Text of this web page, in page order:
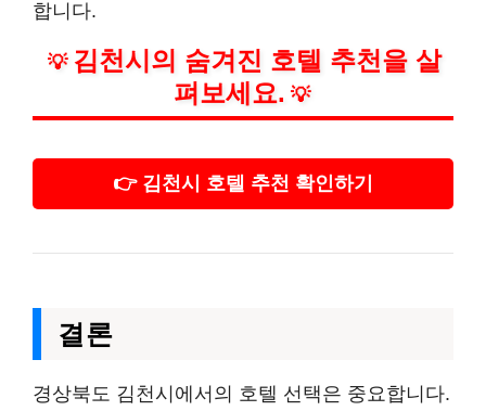
합니다.
💡 김천시의 숨겨진 호텔 추천을 살
펴보세요. 💡
👉 김천시 호텔 추천 확인하기
결론
경상북도 김천시에서의 호텔 선택은 중요합니다.